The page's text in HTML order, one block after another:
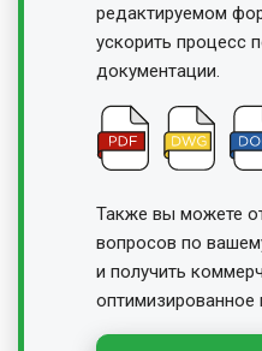
редактируемом
ускорить процесс
документации.
Также вы можете
вопросов по
и получить
оптимизированное